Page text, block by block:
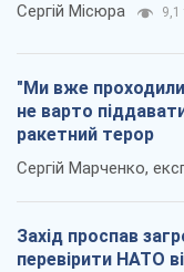
Сергій Місюра 9,1
"Ми вже проходили
не варто
ракетний терор
Сергій Марченко,
Захід проспав
перевірити НАТО